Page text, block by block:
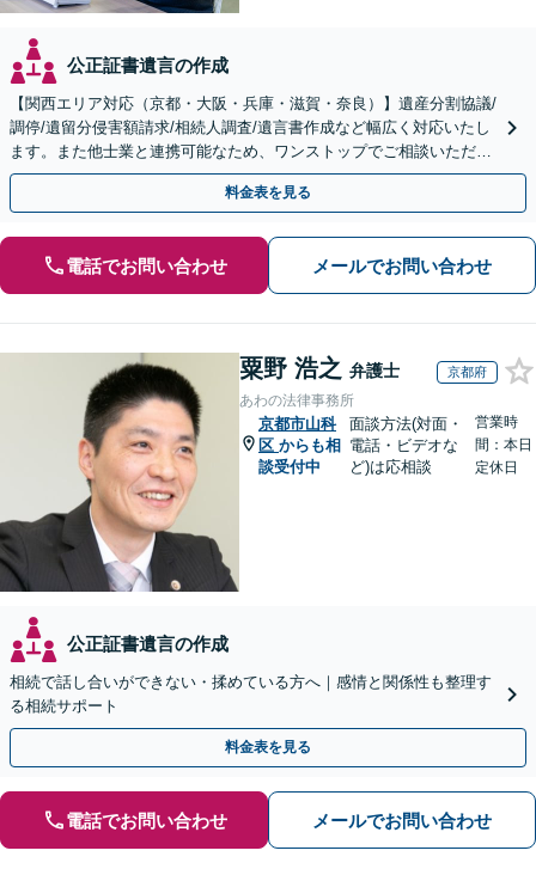
公正証書遺言の作成
【関西エリア対応（京都・大阪・兵庫・滋賀・奈良）】遺産分割協議/
調停/遺留分侵害額請求/相続人調査/遺言書作成など幅広く対応いたし
ます。また他士業と連携可能なため、ワンストップでご相談いただけ
ます。【土日夜間対応】
料金表を見る
電話でお問い合わせ メールでお問い合わせ
粟野 浩之 弁護士 京都府
あわの法律事務所
京都市山科
区 からも相
談受付中
面談方法(対面・
電話・ビデオな
ど)は応相談
営業時
間：本日
定休日
公正証書遺言の作成
相続で話し合いができない・揉めている方へ｜感情と関係性も整理す
る相続サポート
料金表を見る
電話でお問い合わせ メールでお問い合わせ